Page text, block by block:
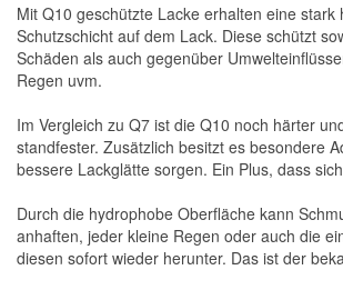
Mit Q10 geschützte Lacke erhalten eine
Schutzschicht auf dem Lack. Diese schützt
Schäden als auch gegenüber
Regen uvm.
Im Vergleich zu Q7 ist die Q10 noch härter
standfester. Zusätzlich besitzt es besondere
bessere Lackglätte sorgen. Ein Plus, dass
Durch die hydrophobe Oberfläche kann
anhaften, jeder kleine Regen oder auch die
diesen sofort wieder herunter. Das ist der
8,90 € *
8,90 € pro 1